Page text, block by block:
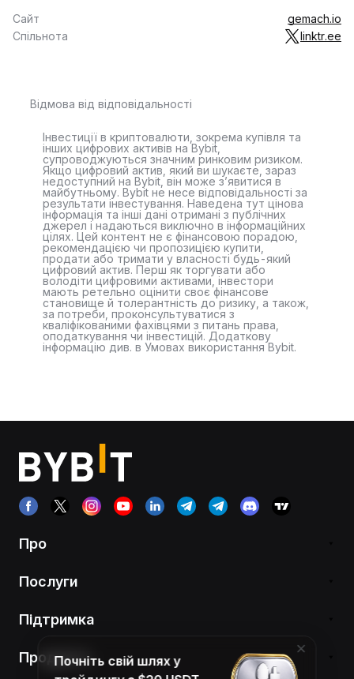
Сайт
gemach.io
Спільнота
linktr.ee
Відмова від відповідальності
Інвестиції в криптовалюти, зокрема купівля та
інших цифрових активів на Bybit,
супроводжуються значним ринковим ризиком.
Якщо цифровий актив, який ви шукаєте, зараз
недоступний на Bybit, він може з’явитися в
майбутньому. Bybit не несе відповідальності за
результати інвестування. Наведена тут цінова
інформація та інші дані отримані з публічних
джерел і надаються виключно в інформаційних
цілях. Цей контент не є фінансовою порадою,
рекомендацією чи пропозицією купити,
продати або тримати у власності будь-який
цифровий актив. Перш як торгувати або
володіти цифровими активами, інвестори
мають ретельно оцінити своє фінансове
становище й толерантність до ризику, а також,
за потреби, проконсультуватися з
кваліфікованими фахівцями з питань права,
оподаткування чи інвестицій. Додаткову
інформацію див. в Умовах використання Bybit.
Про
Послуги
Підтримка
ПродуктиПочніть свій шлях у